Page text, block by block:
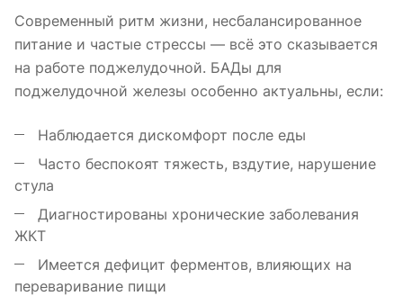
Современный ритм жизни, несбалансированное
питание и частые стрессы — всё это сказывается
на работе поджелудочной. БАДы для
поджелудочной железы особенно актуальны, если:
Наблюдается дискомфорт после еды
Часто беспокоят тяжесть, вздутие, нарушение
стула
Диагностированы хронические заболевания
ЖКТ
Имеется дефицит ферментов, влияющих на
переваривание пищи